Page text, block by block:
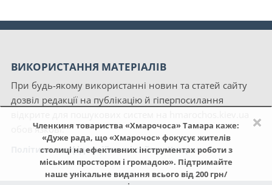
×
Членкиня товариства «Хмарочоса» Тамара каже:
«Дуже рада, що «Хмарочос» фокусує жителів
столиці на ефективних інструментах роботи з
міським простором і громадою». Підтримайте
наше унікальне видання всього від 200 грн/
ВИКОРИСТАННЯ МАТЕРІАЛІВ
При будь-якому використанні новин та статей сайту
дозвіл редакції на публікацію й гіперпосилання
обов'язкові.
Політика конфіденційності сайту «Хмарочос»